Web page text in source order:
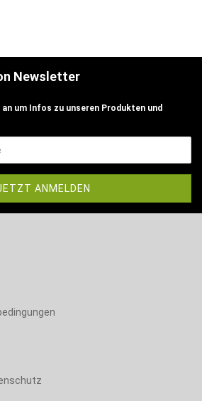
Newsletter
an um Infos zu unseren Produkten und